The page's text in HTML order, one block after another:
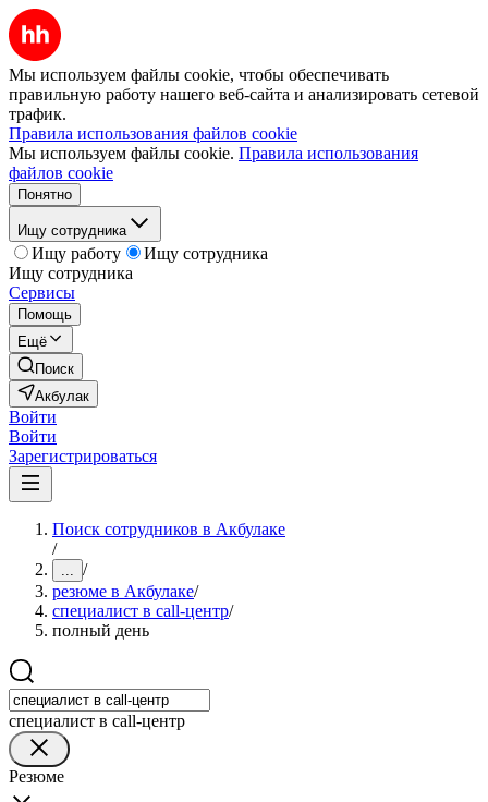
Мы используем файлы cookie, чтобы обеспечивать
правильную работу нашего веб-сайта и анализировать сетевой
трафик.
Правила использования файлов cookie
Мы используем файлы cookie. Правила использования
файлов cookie
Понятно
Ищу сотрудника
Ищу работу
Ищу сотрудника
Ищу сотрудника
Сервисы
Помощь
Ещё
Поиск
Акбулак
Войти
Войти
Зарегистрироваться
Поиск сотрудников в Акбулаке
/
... /
резюме в Акбулаке/
специалист в call-центр/
полный день
специалист в call-центр
Резюме